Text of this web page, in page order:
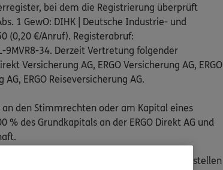
bei dem die Registrierung überprüft
1 GewO: DIHK | Deutsche Industrie- und
(0,20 €/Anruf). Registerabruf:
9MVR8-34. Derzeit Vertretung folgender
Versicherung AG, ERGO Versicherung AG, ERGO
ERGO Reiseversicherung AG.
den Stimmrechten oder am Kapital eines
des Grundkapitals an der ERGO Direkt AG und
Schlichtungsstellen als Streitbeilegungsstellen